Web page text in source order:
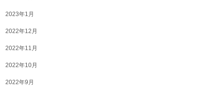
2023年1月
2022年12月
2022年11月
2022年10月
2022年9月